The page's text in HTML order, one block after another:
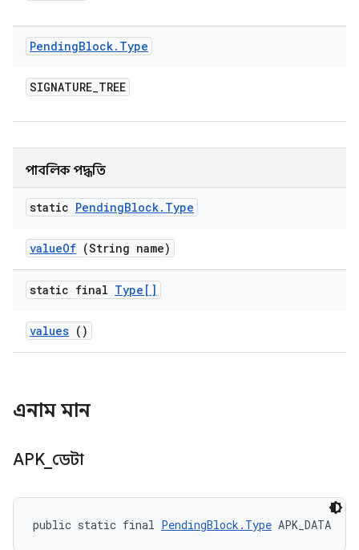
PendingBlock. Type
SIGNATURE_TREE
পাবলিক পদ্ধতি
static PendingBlock. Type
valueOf (String name)
static final Type[]
values ()
এনাম মান
APK_ ডেটা
public static final PendingBlock.Type APK_DATA